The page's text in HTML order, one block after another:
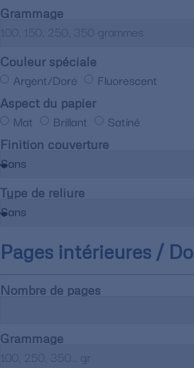
Grammage
Couleur spéciale
Argent/Doré Fluorescent
Aspect du papier
Mat Brillant Satiné
Finition couverture
Type de reliure
Pages intérieures /
Nombre de pages
Grammage